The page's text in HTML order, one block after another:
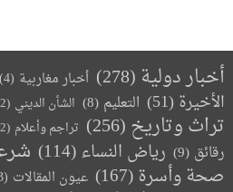
أخبار دولية (278) أخبار مغاربية (4)
الأخيرة (51) التعليم (8) الشأن الديني (2)
تراث وتاريخ(256) تراجم وأعلام (2)
رقائق (9) رياض النساء(114)
صحة وأسرة(167) عيون المقالات (3)